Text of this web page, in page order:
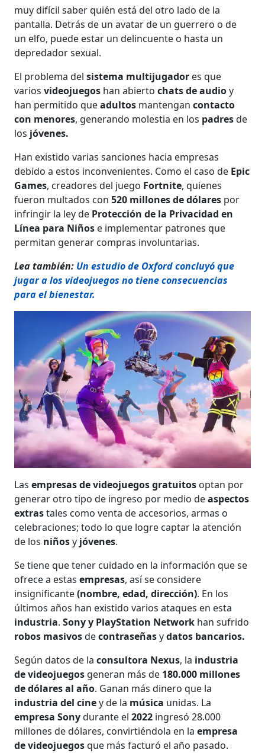
muy difícil saber quién está del otro lado de la
pantalla. Detrás de un avatar de un guerrero o de
un elfo, puede estar un delincuente o hasta un
depredador sexual.
El problema delsistema multijugador es que
variosvideojuegos han abiertochats de audioy
han permitido queadultos mantengancontacto
con menores, generando molestia en los padresde
los jóvenes.
Han existido varias sanciones hacia empresas
debido a estos inconvenientes. Como el caso de Epic
Games, creadores del juego Fortnite, quienes
fueron multados con520 millones de dólares por
infringir la ley de Protección de la Privacidad en
Línea para Niños e implementar patrones que
permitan generar compras involuntarias.
Lea también: Un estudio de Oxford concluyó que
jugar a los videojuegos no tiene consecuencias
para el bienestar.
Lasempresas de videojuegos gratuitos optan por
generar otro tipo de ingreso por medio deaspectos
extrastales como venta de accesorios, armas o
celebraciones; todo lo que logre captar la atención
de los niñosy jóvenes.
Se tiene que tener cuidado en la información que se
ofrece a estasempresas, así se considere
insignificante(nombre, edad, dirección). En los
últimos años han existido varios ataques en esta
industria.Sony y PlayStation Network han sufrido
robos masivosdecontraseñasydatos bancarios.
Según datos de laconsultora Nexus, la industria
de videojuegos generan más de 180.000 millones
de dólares al año. Ganan más dinero que la
industria del ciney de la música unidas. La
empresa Sonydurante el2022 ingresó 28.000
millones de dólares, convirtiéndola en laempresa
de videojuegosque más facturó el año pasado.